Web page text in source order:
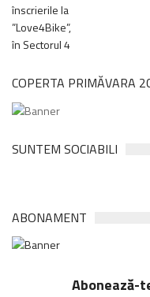
COPERTA PRIMĂVARA
SUNTEM SOCIABILI
ABONAMENT
Abonează-